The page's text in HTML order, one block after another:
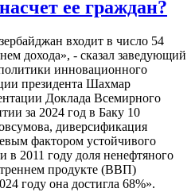
ее граждан?
входит в число 54
дохода», - сказал заведующий
инновационного
президента Шахмар
Доклада Всемирного
за 2024 год в Баку 10
диверсификация
фактором устойчивого
в 2011 году доля ненефтяного
продукте (ВВП)
году она достигла 68%».